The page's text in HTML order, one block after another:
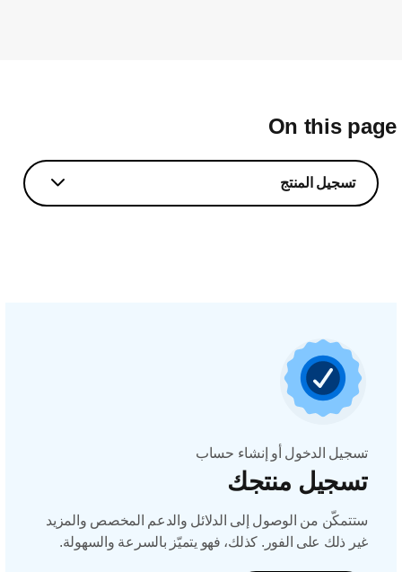
On this
تسجيل المنتج
تسجيل الدخول أو إنشاء حساب
تسجيل منتجك
ستتمكّن من الوصول إلى الدلائل والدعم المخصص والمزيد
غير ذلك على الفور. كذلك، فهو يتميّز بالسرعة والسهولة.